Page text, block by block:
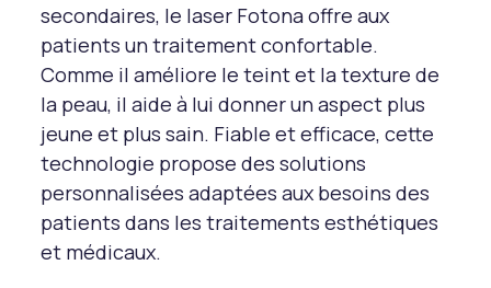
secondaires, le laser Fotona offre aux
patients un traitement confortable.
Comme il améliore le teint et la texture de
la peau, il aide à lui donner un aspect plus
jeune et plus sain. Fiable et efficace, cette
technologie propose des solutions
personnalisées adaptées aux besoins des
patients dans les traitements esthétiques
et médicaux.